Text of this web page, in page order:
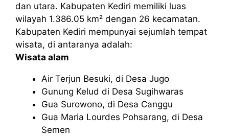
dan utara. Kabupaten Kediri memiliki luas
wilayah 1.386.05 km² dengan 26 kecamatan.
Kabupaten Kediri mempunyai sejumlah tempat
wisata, di antaranya adalah:
Wisata alam
Air Terjun Besuki, di Desa Jugo
Gunung Kelud di Desa Sugihwaras
Gua Surowono, di Desa Canggu
Gua Maria Lourdes Pohsarang, di Desa
Semen